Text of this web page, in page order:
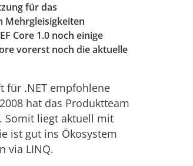
für das
Mehrgleisigkeiten
Core 1.0 noch einige
vorerst noch die aktuelle
für .NET empfohlene
hat das Produktteam
Somit liegt aktuell mit
ist gut ins Ökosystem
via LINQ.